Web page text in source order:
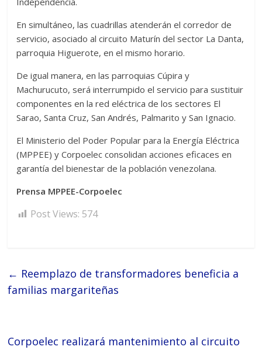
En simultáneo, las cuadrillas atenderán el corredor de
servicio, asociado al circuito Maturín del sector La Danta,
parroquia Higuerote, en el mismo horario.
De igual manera, en las parroquias Cúpira y
Machurucuto, será interrumpido el servicio para sustituir
componentes en la red eléctrica de los sectores El
Sarao, Santa Cruz, San Andrés, Palmarito y San Ignacio.
El Ministerio del Poder Popular para la Energía Eléctrica
(MPPEE) y Corpoelec consolidan acciones eficaces en
garantía del bienestar de la población venezolana.
Prensa MPPEE-Corpoelec
Post Views: 574
← Reemplazo de transformadores beneficia a
familias margariteñas
Corpoelec realizará mantenimiento al circuito